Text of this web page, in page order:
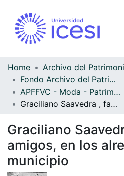
Home
Fondo Archivo del Patrimonio Fotográfico y Fílmico del Valle del Cauca
APFFVC - Moda - Patrimonial
Graciliano Saavedra , familiares y amigos, en los alrededores del municipio
Graciliano
amigos, en los
municipio